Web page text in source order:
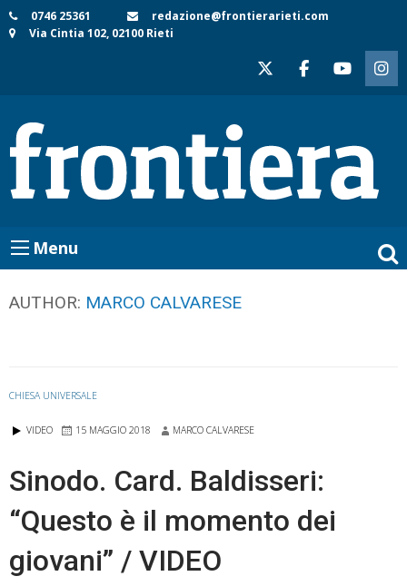
Skip
to
0746 25361
redazione@frontierarieti.com
Via Cintia 102, 02100 Rieti
Menu
AUTHOR: MARCO CALVARESE
CHIESA UNIVERSALE
VIDEO 15 MAGGIO 2018 MARCO CALVARESE
Sinodo. Card. Baldisseri:
“Questo è il momento dei
giovani” / VIDEO